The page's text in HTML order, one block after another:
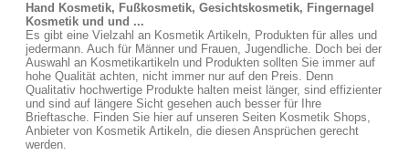
Hand Kosmetik, Fußkosmetik, Gesichtskosmetik, Fingernagel
Kosmetik und und ...
Es gibt eine Vielzahl an Kosmetik Artikeln, Produkten für alles und
jedermann. Auch für Männer und Frauen, Jugendliche. Doch bei der
Auswahl an Kosmetikartikeln und Produkten sollten Sie immer auf
hohe Qualität achten, nicht immer nur auf den Preis. Denn
Qualitativ hochwertige Produkte halten meist länger, sind effizienter
und sind auf längere Sicht gesehen auch besser für Ihre
Brieftasche. Finden Sie hier auf unseren Seiten Kosmetik Shops,
Anbieter von Kosmetik Artikeln, die diesen Ansprüchen gerecht
werden.